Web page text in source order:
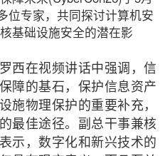
位专家，共同探讨计算机安
基础设施安全的潜在影
西在视频讲话中强调，信
障的基石，保护信息资产
施物理保护的重要补充，
最佳途径。副总干事兼核
示，数字化和新兴技术的